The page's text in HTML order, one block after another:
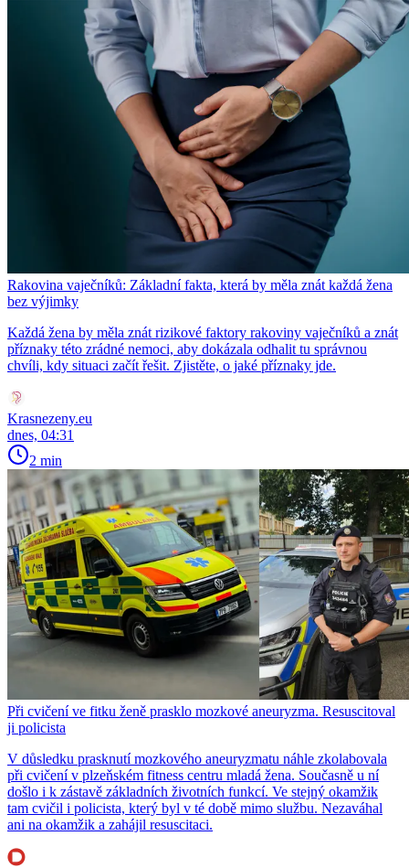
Rakovina vaječníků: Základní fakta, která by měla znát každá žena
bez výjimky
Každá žena by měla znát rizikové faktory rakoviny vaječníků a znát
příznaky této zrádné nemoci, aby dokázala odhalit tu správnou
chvíli, kdy situaci začít řešit. Zjistěte, o jaké příznaky jde.
Krasnezeny.eu
dnes, 04:31
2 min
Při cvičení ve fitku ženě prasklo mozkové aneuryzma. Resuscitoval
ji policista
V důsledku prasknutí mozkového aneuryzmatu náhle zkolabovala
při cvičení v plzeňském fitness centru mladá žena. Současně u ní
došlo i k zástavě základních životních funkcí. Ve stejný okamžik
tam cvičil i policista, který byl v té době mimo službu. Nezaváhal
ani na okamžik a zahájil resuscitaci.